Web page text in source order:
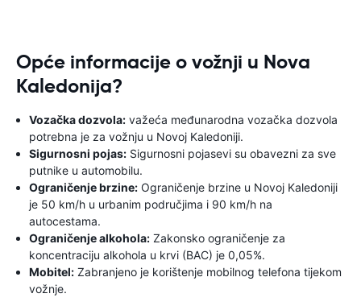
Opće informacije o vožnji u Nova
Kaledonija?
Vozačka dozvola: važeća međunarodna vozačka dozvola
potrebna je za vožnju u Novoj Kaledoniji.
Sigurnosni pojas: Sigurnosni pojasevi su obavezni za sve
putnike u automobilu.
Ograničenje brzine: Ograničenje brzine u Novoj Kaledoniji
je 50 km/h u urbanim područjima i 90 km/h na
autocestama.
Ograničenje alkohola: Zakonsko ograničenje za
koncentraciju alkohola u krvi (BAC) je 0,05%.
Mobitel: Zabranjeno je korištenje mobilnog telefona tijekom
vožnje.